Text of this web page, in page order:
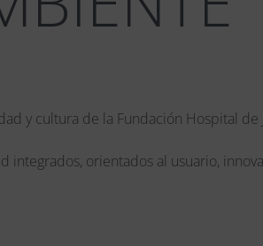
y cultura de la Fundación Hospital de
integrados, orientados al usuario,